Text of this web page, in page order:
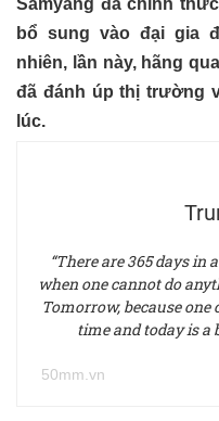
Samyang đã chính
bổ sung vào đại gia
nhiên, lần này, hãng
đã đánh úp thị trường
lúc.
“There are 365 days in
when one cannot do
Tomorrow, because one
time and today is a
50mm.vn